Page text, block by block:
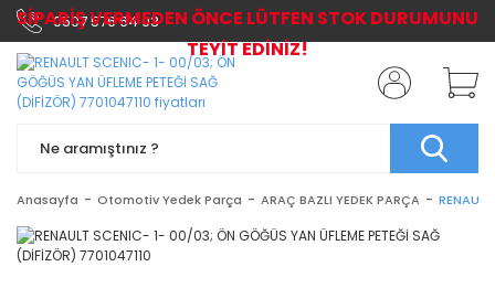
0507 576 64 03
Anasayfa Otomotiv Yedek Parça ARAÇ BAZLI YEDEK PARÇA
SİPARİŞ VERMEDEN ÖNCE LÜTFEN STOK DURUMUNU
TEYİT EDİNİZ!